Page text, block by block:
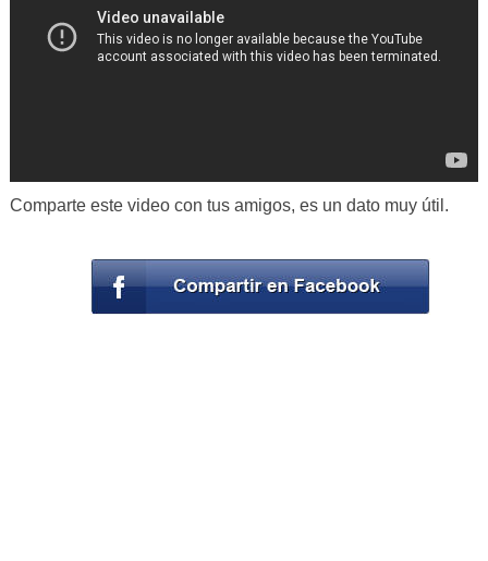
Comparte este video con tus amigos, es un dato muy útil.